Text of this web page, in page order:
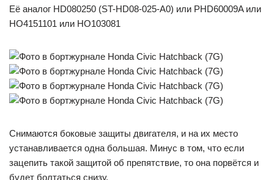
Её аналог HD080250 (ST-HD08-025-A0) или PHD60009A или
HO4151101 или HO103081
Снимаются боковые защиты двигателя, и на их место
устанавливается одна большая. Минус в том, что если
зацепить такой защитой об препятствие, то она порвётся и
будет болтаться снизу.